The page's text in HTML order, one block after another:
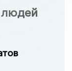
людей